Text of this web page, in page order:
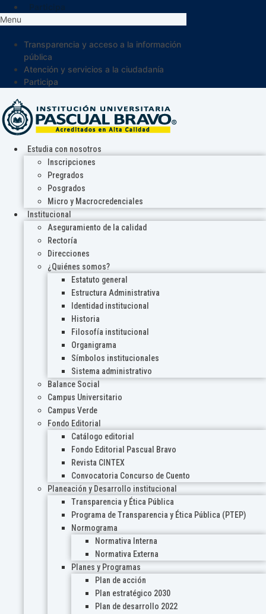
Menu
Transparencia y acceso a la información
pública
Atención y servicios a la ciudadanía
Participa
Estudia con nosotros
Inscripciones
Pregrados
Posgrados
Micro y Macrocredenciales
Institucional
Aseguramiento de la calidad
Rectoría
Direcciones
¿Quiénes somos?
Estatuto general
Estructura Administrativa
Identidad institucional
Historia
Filosofía institucional
Organigrama
Símbolos institucionales
Sistema administrativo
Balance Social
Campus Universitario
Campus Verde
Fondo Editorial
Catálogo editorial
Fondo Editorial Pascual Bravo
Revista CINTEX
Convocatoria Concurso de Cuento
Planeación y Desarrollo institucional
Transparencia y Ética Pública
Programa de Transparencia y Ética Pública (PTEP)
Normograma
Normativa Interna
Normativa Externa
Planes y Programas
Plan de acción
Plan estratégico 2030
Plan de desarrollo 2022